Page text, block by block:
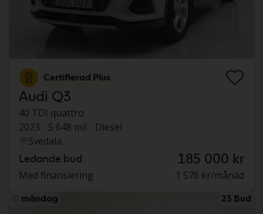
Certifierad Plus
Audi Q3
40 TDI quattro
2023
5 648 mil
Diesel
Svedala
Ledande bud 185 000 kr
Med finansiering 1 576 kr/månad
måndag 23 Bud